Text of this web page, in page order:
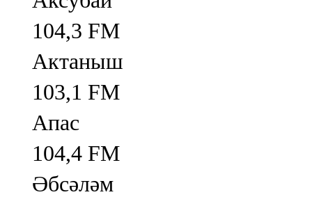
104,3 FM
Актаныш
103,1 FM
Апас
104,4 FM
Әбсәләм